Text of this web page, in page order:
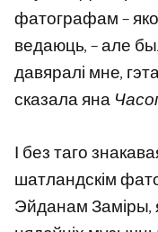
фатографам –
ведаюць, – але
давяралі мне,
сказала яна
І без таго
шатландскім
Эйданам Заміры,